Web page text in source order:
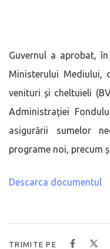
Guvernul a aprobat,
Ministerului Mediului,
venituri și cheltuieli
Administrației
asigurării sumelor
programe noi, precum
Descarca documentul
TRIMITE PE